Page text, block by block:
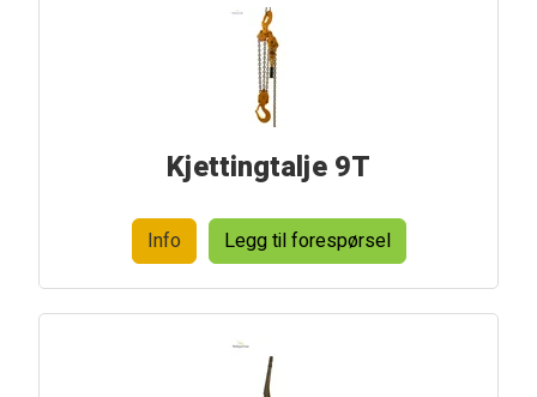
Kjettingtalje 9T
Info Legg til forespørsel